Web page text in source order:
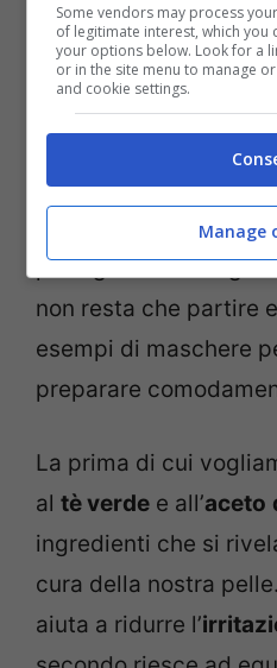
Cosa c’è di più bello
soluzione
Praticamente nulla!
abbiamo stilato una
che vi consentirà di
più al caso vostro.
protagonisti sono gli
non resta che partire
esempi di maschere
preparare
La prima di cui
al tè verde e all’aceto
ingredienti che si
cura della nostra
aiuta a ridurre l’
Some vendors may process
of legitimate interest, which you
your options below. Look for a
or in the site menu to manage
and cookie settings.
Manage